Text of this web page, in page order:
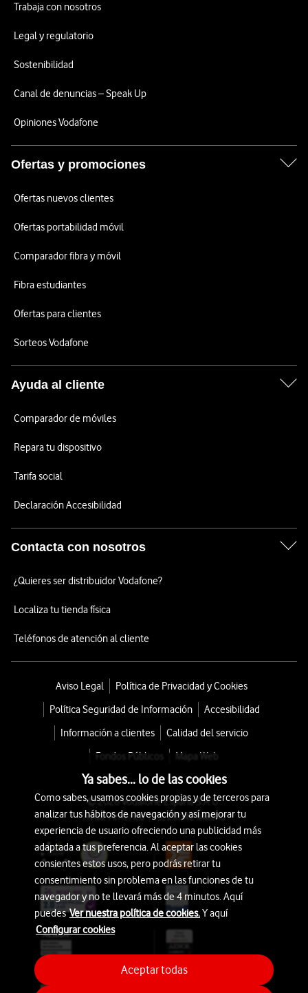
Trabaja con nosotros
Legal y regulatorio
Sostenibilidad
Canal de denuncias – Speak Up
Opiniones Vodafone
Ofertas y promociones
Ofertas nuevos clientes
Ofertas portabilidad móvil
Comparador fibra y móvil
Fibra estudiantes
Ofertas para clientes
Sorteos Vodafone
Ayuda al cliente
Comparador de móviles
Repara tu dispositivo
Tarifa social
Declaración Accesibilidad
Contacta con nosotros
¿Quieres ser distribuidor Vodafone?
Localiza tu tienda física
Teléfonos de atención al cliente
Aviso Legal
Política de Privacidad y Cookies
Política Seguridad de Información
Accesibilidad
Información a clientes
Calidad del servicio
Fondos Públicos
Mapa Web
© 2026 Vodafone España S.A.U.
Avda. América 115, 28042 Madrid
Ya sabes... lo de las cookies
Como sabes, usamos cookies propias y de terceros para
analizar tus hábitos de navegación y así mejorar tu
experiencia de usuario ofreciendo una publicidad más
adaptada a tus preferencia. Al aceptar las cookies
consientes estos usos, pero podrás retirar tu
consentimiento sin problema en las funciones de tu
navegador y no te llevará más de 4 minutos. Aquí
puedesVer nuestra política de cookies.Y aquí
Configurar cookies
Aceptar todas